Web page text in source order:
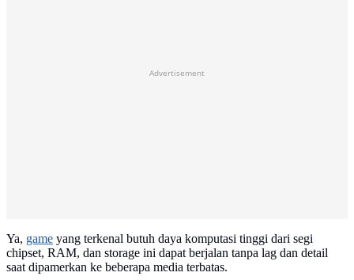
Advertisement
Ya, game yang terkenal butuh daya komputasi tinggi dari segi
chipset, RAM, dan storage ini dapat berjalan tanpa lag dan detail
saat dipamerkan ke beberapa media terbatas.